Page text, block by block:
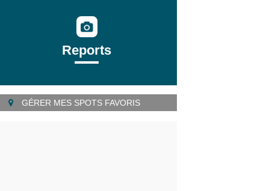
Reports
GÉRER MES SPOTS FAVORIS